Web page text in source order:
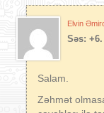
Elvin
Səs: +6.
Salam.
Zəhmət